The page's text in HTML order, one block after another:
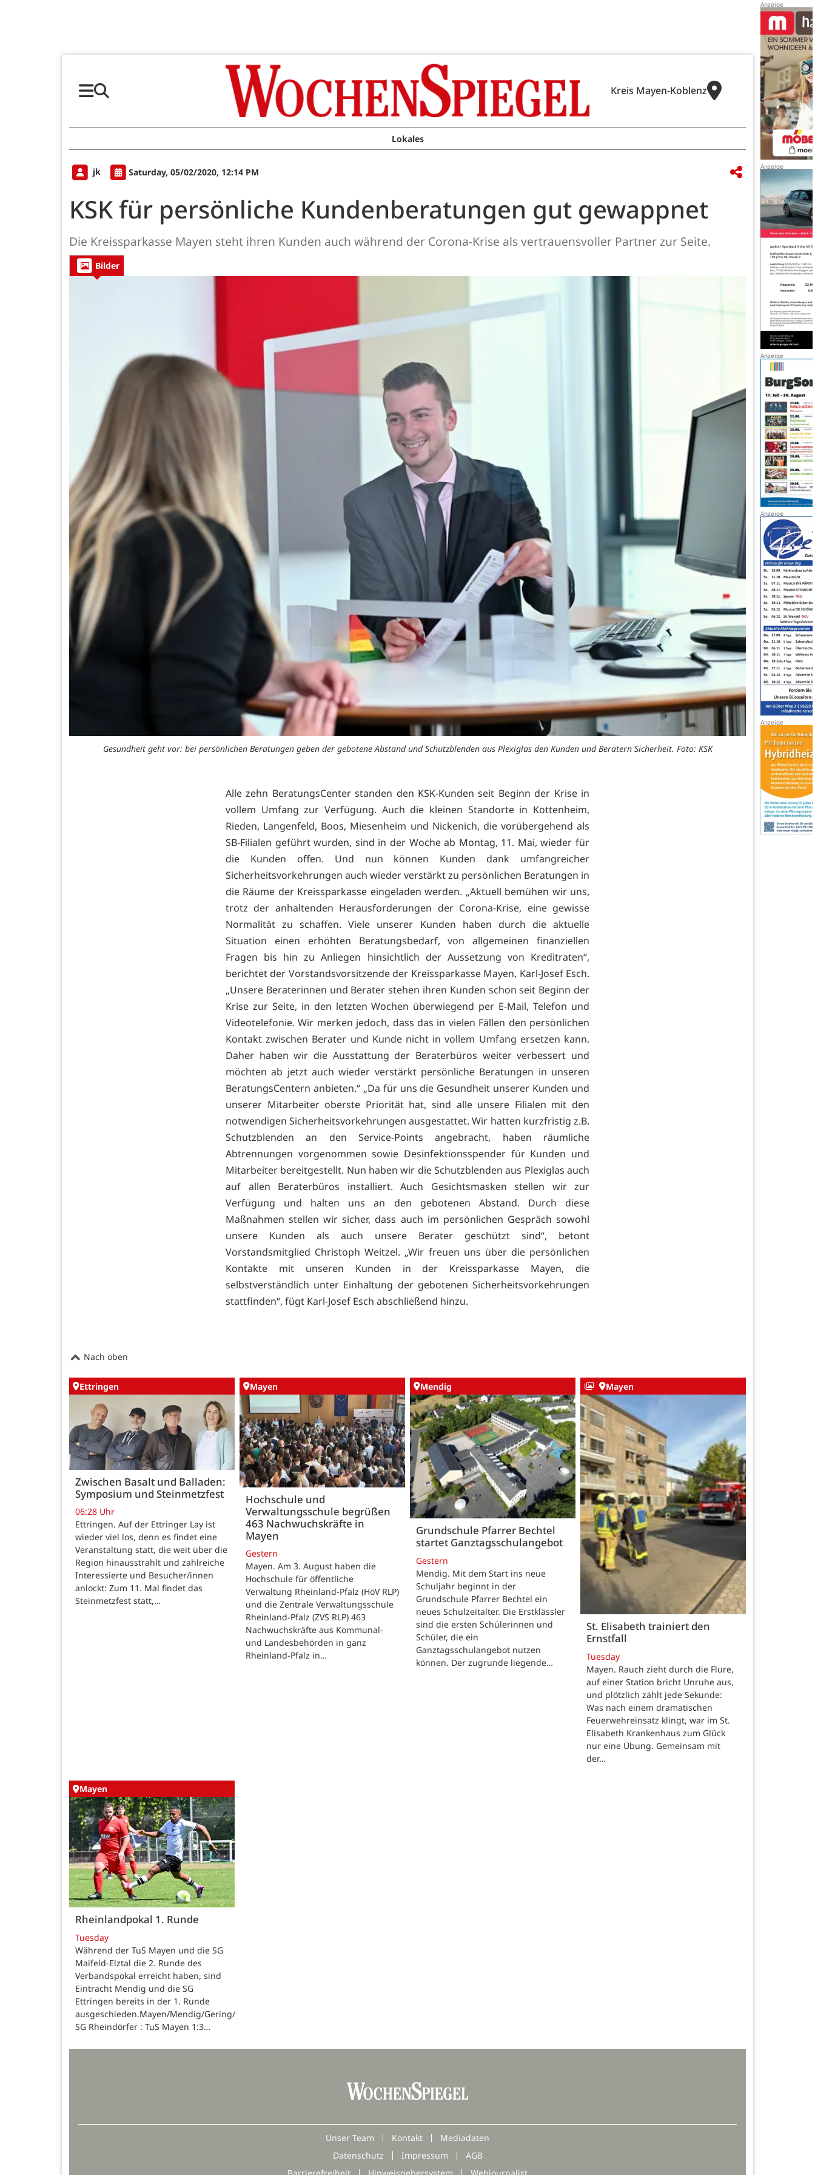
Kreis Mayen-Koblenz
Lokales
jk Saturday, 05/02/2020, 12:14 PM
KSK für persönliche Kundenberatungen gut gewappnet
Die Kreissparkasse Mayen steht ihren Kunden auch während der Corona-Krise als vertrauensvoller Partner zur Seite.
Bilder
Gesundheit geht vor: bei persönlichen Beratungen geben der gebotene Abstand und Schutzblenden aus Plexiglas den Kunden und Beratern Sicherheit. Foto: KSK
Alle zehn BeratungsCenter standen den KSK-Kunden seit Beginn der Krise in
vollem Umfang zur Verfügung. Auch die kleinen Standorte in Kottenheim,
Rieden, Langenfeld, Boos, Miesenheim und Nickenich, die vorübergehend als
SB-Filialen geführt wurden, sind in der Woche ab Montag, 11. Mai, wieder für
die Kunden offen. Und nun können Kunden dank umfangreicher
Sicherheitsvorkehrungen auch wieder verstärkt zu persönlichen Beratungen in
die Räume der Kreissparkasse eingeladen werden. „Aktuell bemühen wir uns,
trotz der anhaltenden Herausforderungen der Corona-Krise, eine gewisse
Normalität zu schaffen. Viele unserer Kunden haben durch die aktuelle
Situation einen erhöhten Beratungsbedarf, von allgemeinen finanziellen
Fragen bis hin zu Anliegen hinsichtlich der Aussetzung von Kreditraten“,
berichtet der Vorstandsvorsitzende der Kreissparkasse Mayen, Karl-Josef Esch.
„Unsere Beraterinnen und Berater stehen ihren Kunden schon seit Beginn der
Krise zur Seite, in den letzten Wochen überwiegend per E-Mail, Telefon und
Videotelefonie. Wir merken jedoch, dass das in vielen Fällen den persönlichen
Kontakt zwischen Berater und Kunde nicht in vollem Umfang ersetzen kann.
Daher haben wir die Ausstattung der Beraterbüros weiter verbessert und
möchten ab jetzt auch wieder verstärkt persönliche Beratungen in unseren
BeratungsCentern anbieten.“ „Da für uns die Gesundheit unserer Kunden und
unserer Mitarbeiter oberste Priorität hat, sind alle unsere Filialen mit den
notwendigen Sicherheitsvorkehrungen ausgestattet. Wir hatten kurzfristig z.B.
Schutzblenden an den Service-Points angebracht, haben räumliche
Abtrennungen vorgenommen sowie Desinfektionsspender für Kunden und
Mitarbeiter bereitgestellt. Nun haben wir die Schutzblenden aus Plexiglas auch
auf allen Beraterbüros installiert. Auch Gesichtsmasken stellen wir zur
Verfügung und halten uns an den gebotenen Abstand. Durch diese
Maßnahmen stellen wir sicher, dass auch im persönlichen Gespräch sowohl
unsere Kunden als auch unsere Berater geschützt sind“, betont
Vorstandsmitglied Christoph Weitzel. „Wir freuen uns über die persönlichen
Kontakte mit unseren Kunden in der Kreissparkasse Mayen, die
selbstverständlich unter Einhaltung der gebotenen Sicherheitsvorkehrungen
stattfinden“, fügt Karl-Josef Esch abschließend hinzu.
Nach oben
Ettringen
Zwischen Basalt und Balladen:
Symposium und Steinmetzfest
06:28 Uhr
Ettringen. Auf der Ettringer Lay ist
wieder viel los, denn es findet eine
Veranstaltung statt, die weit über die
Region hinausstrahlt und zahlreiche
Interessierte und Besucher/innen
anlockt: Zum 11. Mal findet das
Steinmetzfest statt,…
Mayen
Hochschule und
Verwaltungsschule begrüßen
463 Nachwuchskräfte in
Mayen
Gestern
Mayen. Am 3. August haben die
Hochschule für öffentliche
Verwaltung Rheinland-Pfalz (HöV RLP)
und die Zentrale Verwaltungsschule
Rheinland-Pfalz (ZVS RLP) 463
Nachwuchskräfte aus Kommunal-
und Landesbehörden in ganz
Rheinland-Pfalz in…
Mendig
Grundschule Pfarrer Bechtel
startet Ganztagsschulangebot
Gestern
Mendig. Mit dem Start ins neue
Schuljahr beginnt in der
Grundschule Pfarrer Bechtel ein
neues Schulzeitalter. Die Erstklässler
sind die ersten Schülerinnen und
Schüler, die ein
Ganztagsschulangebot nutzen
können. Der zugrunde liegende…
Mayen
St. Elisabeth trainiert den
Ernstfall
Tuesday
Mayen. Rauch zieht durch die Flure,
auf einer Station bricht Unruhe aus,
und plötzlich zählt jede Sekunde:
Was nach einem dramatischen
Feuerwehreinsatz klingt, war im St.
Elisabeth Krankenhaus zum Glück
nur eine Übung. Gemeinsam mit
der…
Mayen
Rheinlandpokal 1. Runde
Tuesday
Während der TuS Mayen und die SG
Maifeld-Elztal die 2. Runde des
Verbandspokal erreicht haben, sind
Eintracht Mendig und die SG
Ettringen bereits in der 1. Runde
ausgeschieden.Mayen/Mendig/Gering/Ettringen.
SG Rheindörfer : TuS Mayen 1:3…
Unser Team Kontakt
Mediadaten
Datenschutz
Impressum
AGB
Barrierefreiheit
Hinweisgebersystem Webjournalist